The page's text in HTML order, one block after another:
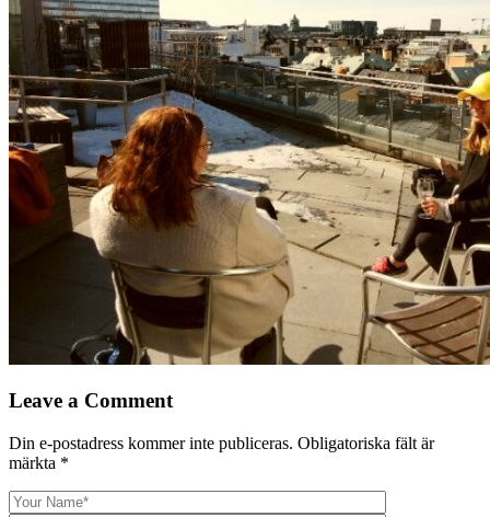
Leave a Comment
Din e-postadress kommer inte publiceras. Obligatoriska fält är
märkta *